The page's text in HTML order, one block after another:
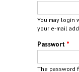
You may login
your e-mail
Passwort *
The password